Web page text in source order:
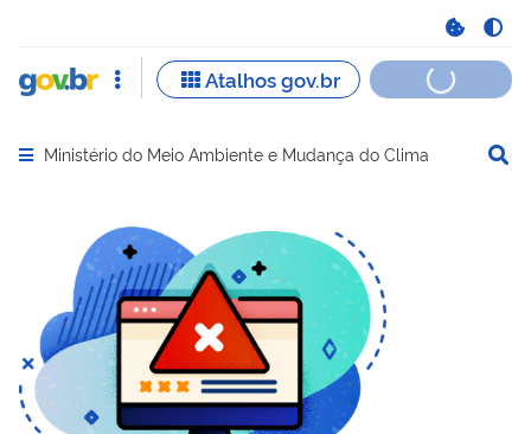
Abrir menu principal de navegação
Ministério do Meio Ambiente e Mudança do Clima